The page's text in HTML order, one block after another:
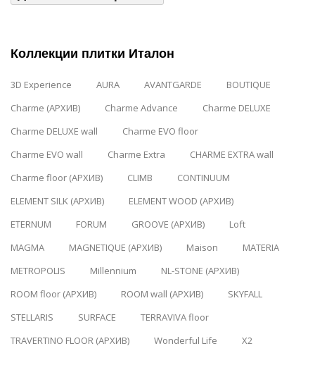
Коллекции плитки Италон
3D Experience AURA AVANTGARDE
BOUTIQUE
Charme (АРХИВ)
Charme Advance
Charme DELUXE
Charme DELUXE wall
Charme EVO floor
Charme EVO wall
Charme Extra
CHARME EXTRA wall
Charme floor (АРХИВ)
CLIMB
CONTINUUM
ELEMENT SILK (АРХИВ)
ELEMENT WOOD (АРХИВ)
ETERNUM
FORUM GROOVE (АРХИВ)
Loft
MAGMA
MAGNETIQUE (АРХИВ) Maison
MATERIA
METROPOLIS
Millennium
NL-STONE (АРХИВ)
ROOM floor (АРХИВ)
ROOM wall (АРХИВ)
SKYFALL
STELLARIS
SURFACE
TERRAVIVA floor
TRAVERTINO FLOOR (АРХИВ)
Wonderful Life X2